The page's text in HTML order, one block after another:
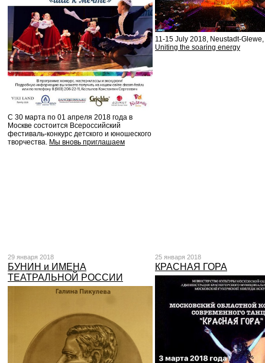
С 30 марта по 01 апреля 2018 года в
Москве состоится Всероссийский
фестиваль-конкурс детского и юношеского
творчества. Мы вновь приглашаем
11-15 July 2018, Neustadt-
Uniting the soaring energy
29 января 2018
БУНИН и ИМЕНА
ТЕАТРАЛЬНОЙ РОССИИ
25 января 2018
КРАСНАЯ ГОРА